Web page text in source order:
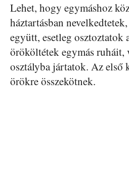
Lehet, hogy egymáshoz
háztartásban
együtt, esetleg osztoztatok
örököltétek egymás ruháit,
osztályba jártatok. Az első
örökre összekötnek.